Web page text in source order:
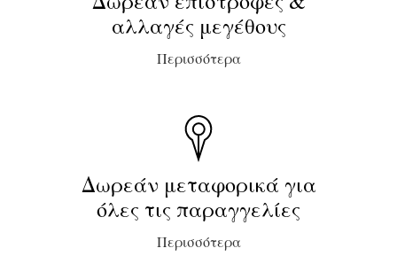
αλλαγές μεγέθους
Περισσότερα
Δωρεάν μεταφορικά για
όλες τις παραγγελίες
Περισσότερα